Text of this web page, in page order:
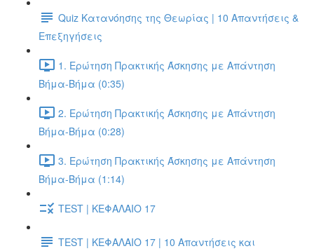
Quiz Κατανόησης της Θεωρίας | 10 Απαντήσεις &
Επεξηγήσεις
1. Ερώτηση Πρακτικής Άσκησης με Απάντηση
Βήμα-Βήμα (0:35)
2. Ερώτηση Πρακτικής Άσκησης με Απάντηση
Βήμα-Βήμα (0:28)
3. Ερώτηση Πρακτικής Άσκησης με Απάντηση
Βήμα-Βήμα (1:14)
TEST | ΚΕΦΑΛΑΙΟ 17
TEST | ΚΕΦΑΛΑΙΟ 17 | 10 Απαντήσεις και